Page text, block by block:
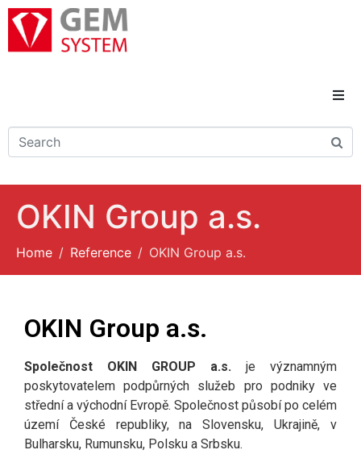
Domů
Reference
Řešení a služby
O nás
OKIN Group a.s.
Home Reference OKIN Group a.s.
OKIN Group a.s.
Společnost OKIN GROUP a.s. je významným
poskytovatelem podpůrných služeb pro podniky ve
střední a východní Evropě. Společnost působí po celém
území České republiky, na Slovensku, Ukrajině, v
Bulharsku, Rumunsku, Polsku a Srbsku.